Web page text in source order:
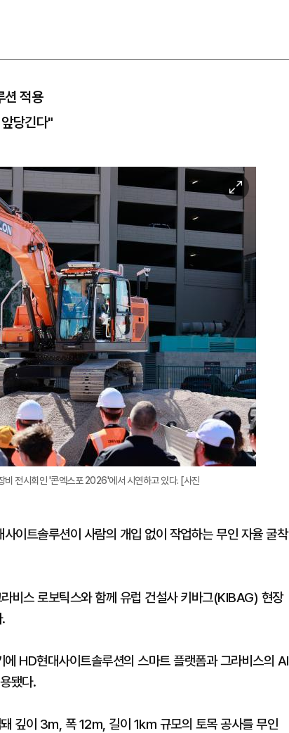
션 적용
당긴다"
미
확
대
비 전시회인 '콘엑스포 2026'에서 시연하고 있다. [사진
이트솔루션이 사람의 개입 없이 작업하는 무인 자율 굴착
비스 로보틱스와 함께 유럽 건설사 키바그(KIBAG) 현장
HD현대사이트솔루션의 스마트 플랫폼과 그라비스의 AI
됐다.
깊이 3m, 폭 12m, 길이 1km 규모의 토목 공사를 무인